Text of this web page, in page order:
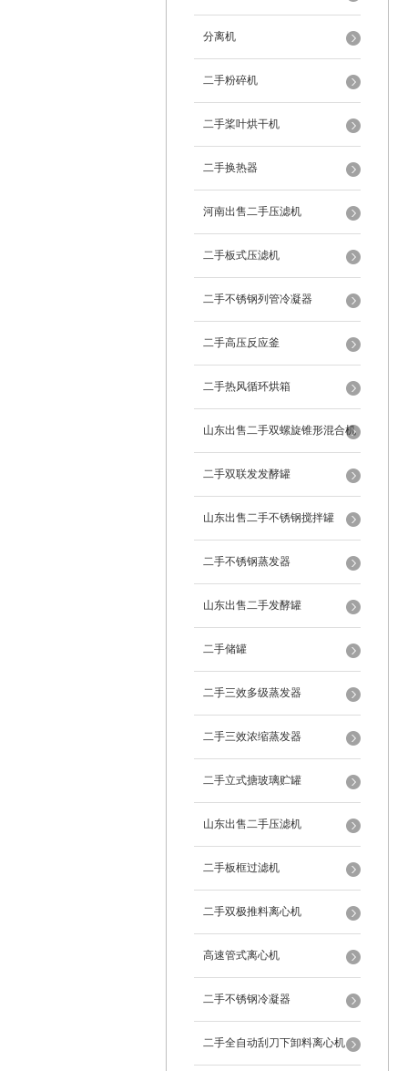
分离机
二手粉碎机
二手桨叶烘干机
二手换热器
河南出售二手压滤机
二手板式压滤机
二手不锈钢列管冷凝器
二手高压反应釜
二手热风循环烘箱
山东出售二手双螺旋锥形混合机
二手双联发发酵罐
山东出售二手不锈钢搅拌罐
二手不锈钢蒸发器
山东出售二手发酵罐
二手储罐
二手三效多级蒸发器
二手三效浓缩蒸发器
二手立式搪玻璃贮罐
山东出售二手压滤机
二手板框过滤机
二手双极推料离心机
高速管式离心机
二手不锈钢冷凝器
二手全自动刮刀下卸料离心机